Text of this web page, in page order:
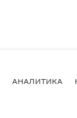
АНАЛИТИКА